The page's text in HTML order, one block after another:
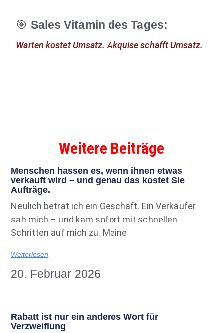
🎯 Sales Vitamin des Tages:
Warten kostet Umsatz. Akquise schafft Umsatz.
Weitere Beiträge
Menschen hassen es, wenn ihnen etwas
verkauft wird – und genau das kostet Sie
Aufträge.
Neulich betrat ich ein Geschäft. Ein Verkäufer
sah mich – und kam sofort mit schnellen
Schritten auf mich zu. Meine
Weiterlesen
20. Februar 2026
Rabatt ist nur ein anderes Wort für
Verzweiflung